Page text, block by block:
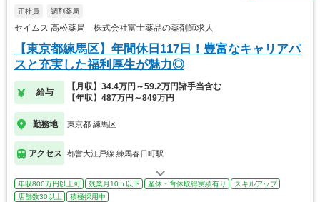
正社員 調剤薬局
セイムス 高松薬局 株式会社富士薬品の薬剤師求人
【東京都練馬区】年間休日117日！豊富なキャリアパ
スと充実した福利厚生が魅力◎
給与
【月収】34.4万円～59.2万円諸手当含む
【年収】487万円～849万円
勤務地 東京都 練馬区
アクセス 都営大江戸線 練馬春日町駅
年収800万円以上可 残業月10ｈ以下 産休・育休取得実績有り
スキルアップ
店舗数30以上
積極採用中